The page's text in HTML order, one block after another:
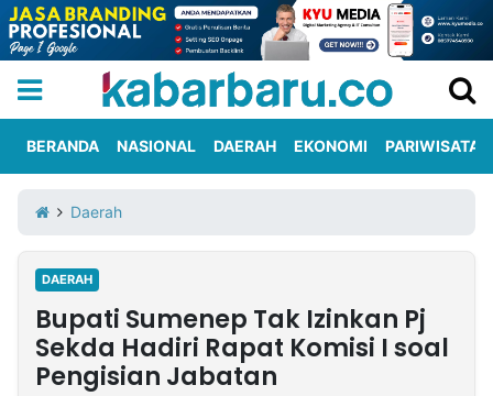
Iklan
Berita
Kami
Nasional
International
Olahraga
Entertainment
Daerah
Pariwisata
Kuliner
Kolom
BERANDA NASIONAL DAERAH EKONOMI PARIWISATA
Daerah
DAERAH
Bupati Sumenep Tak Izinkan Pj
Sekda Hadiri Rapat Komisi I soal
Pengisian Jabatan